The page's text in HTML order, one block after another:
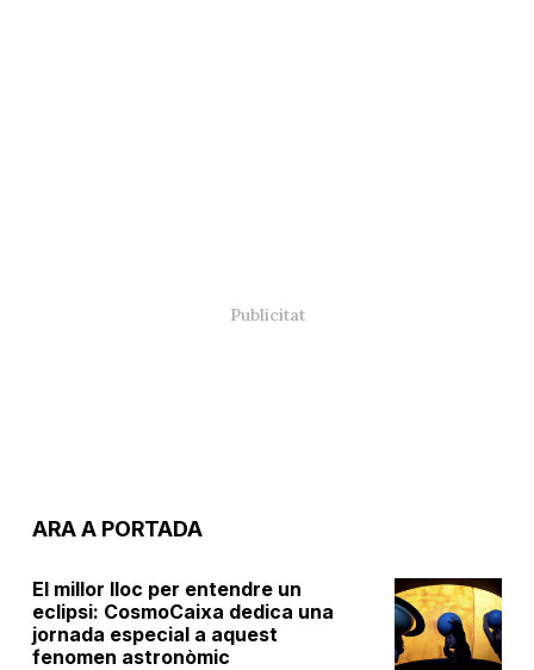
ARA A PORTADA
El millor lloc per entendre un
eclipsi: CosmoCaixa dedica una
jornada especial a aquest
fenomen astronòmic